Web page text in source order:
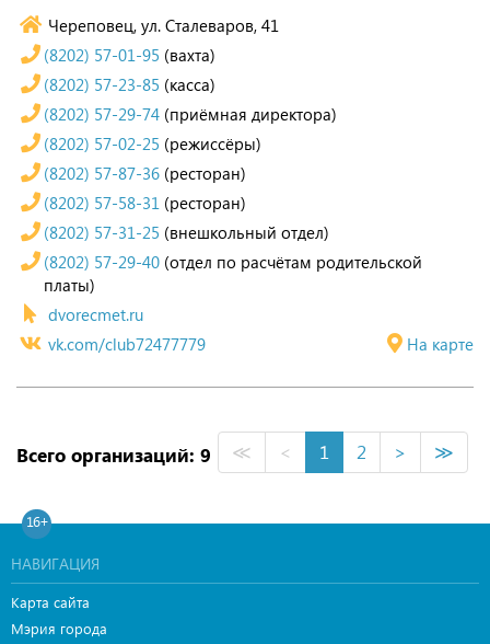
Череповец, ул. Сталеваров, 41
На карте
(8202) 57-01-95 (вахта)
(8202) 57-23-85 (касса)
(8202) 57-29-74 (приёмная директора)
(8202) 57-02-25 (режиссёры)
(8202) 57-87-36 (ресторан)
(8202) 57-58-31 (ресторан)
(8202) 57-31-25 (внешкольный отдел)
(8202) 57-29-40 (отдел по расчётам родительской
платы)
dvorecmet.ru
vk.com/club72477779
Всего организаций: 9 ≪ < 1 2 > ≫
16+
НАВИГАЦИЯ
Карта сайта
Мэрия города